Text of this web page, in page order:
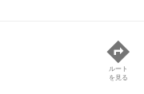
ルート
を見る